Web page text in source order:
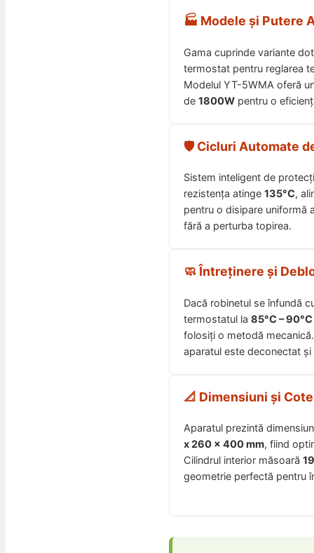
🏭 Modele și Putere
Gama cuprinde variante
termostat pentru reglarea
Modelul YT-5WMA oferă
de 1800W pentru o
🛡️ Cicluri Automate
Sistem inteligent de
rezistența atinge 135°C,
pentru o disipare uniformă
fără a perturba topirea.
🧼 Întreținere și
Dacă robinetul se înfundă
termostatul la 85°C – 90°C
folosiți o metodă
aparatul este deconectat și
📐 Dimensiuni și
Aparatul prezintă
x 260 x 400 mm, fiind
Cilindrul interior măsoară
geometrie perfectă pentru